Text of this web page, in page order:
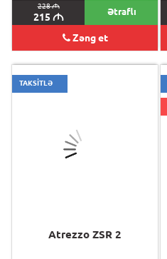
228M
215 M Ətraflı
Zəng et
TAKSİTLƏ
Atrezzo ZSR 2